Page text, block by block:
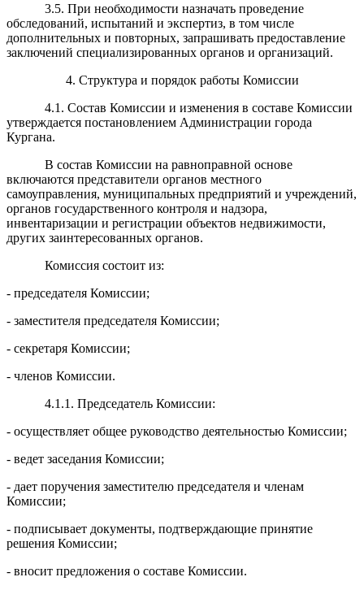
3.5. При необходимости назначать проведение
обследований, испытаний и экспертиз, в том числе
дополнительных и повторных, запрашивать предоставление
заключений специализированных органов и организаций.
4. Структура и порядок работы Комиссии
4.1. Состав Комиссии и изменения в составе Комиссии
утверждается постановлением Администрации города
Кургана.
В состав Комиссии на равноправной основе
включаются представители органов местного
самоуправления, муниципальных предприятий и учреждений,
органов государственного контроля и надзора,
инвентаризации и регистрации объектов недвижимости,
других заинтересованных органов.
Комиссия состоит из:
- председателя Комиссии;
- заместителя председателя Комиссии;
- секретаря Комиссии;
- членов Комиссии.
4.1.1. Председатель Комиссии:
- осуществляет общее руководство деятельностью Комиссии;
- ведет заседания Комиссии;
- дает поручения заместителю председателя и членам
Комиссии;
- подписывает документы, подтверждающие принятие
решения Комиссии;
- вносит предложения о составе Комиссии.